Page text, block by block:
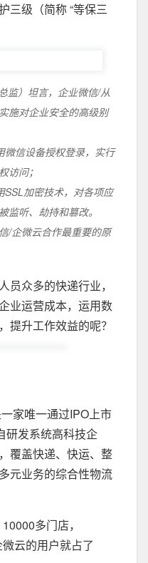
三级（简称 “等保三
监）坦言，企业微信/从
施对企业安全的高级别
微信设备授权登录，实行
访问；
SSL加密技术，对各项应
监听、劫持和篡改。
/企微云合作最重要的原
员众多的快递行业，
业运营成本，运用数
提升工作效益的呢？
家唯一通过IPO上市
研发系统高科技企
覆盖快递、快运、整
元业务的综合性物流
多门店，
云的用户就占了